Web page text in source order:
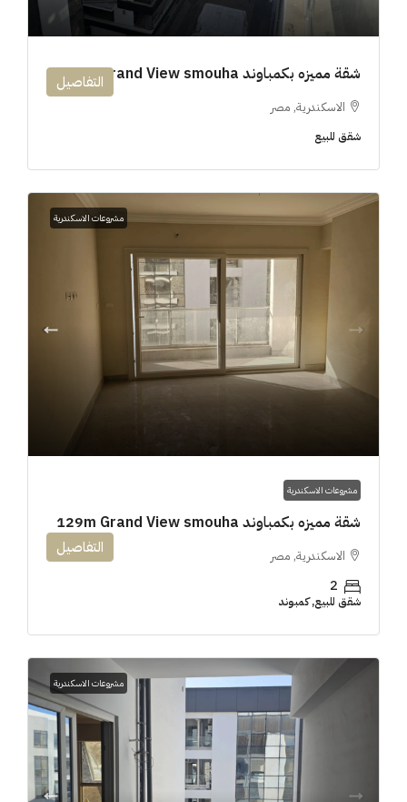
شقة مميزه بكمباوند 194m Grand View smouha
الاسكندرية, مصر
شقق للبيع
التفاصيل
مشروعات الاسكندرية
مشروعات الاسكندرية
شقة مميزه بكمباوند 129m Grand View smouha
الاسكندرية, مصر
2
شقق للبيع, كمبوند
التفاصيل
مشروعات الاسكندرية